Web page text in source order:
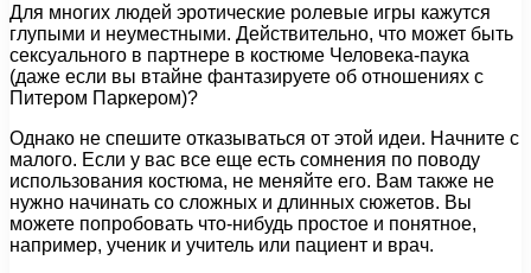
Для многих людей эротические ролевые игры кажутся
глупыми и неуместными. Действительно, что может быть
сексуального в партнере в костюме Человека-паука
(даже если вы втайне фантазируете об отношениях с
Питером Паркером)?
Однако не спешите отказываться от этой идеи. Начните с
малого. Если у вас все еще есть сомнения по поводу
использования костюма, не меняйте его. Вам также не
нужно начинать со сложных и длинных сюжетов. Вы
можете попробовать что-нибудь простое и понятное,
например, ученик и учитель или пациент и врач.